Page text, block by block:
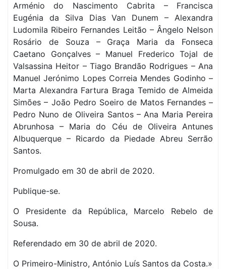
Arménio do Nascimento Cabrita – Francisca
Eugénia da Silva Dias Van Dunem – Alexandra
Ludomila Ribeiro Fernandes Leitão – Ângelo Nelson
Rosário de Souza – Graça Maria da Fonseca
Caetano Gonçalves – Manuel Frederico Tojal de
Valsassina Heitor – Tiago Brandão Rodrigues – Ana
Manuel Jerónimo Lopes Correia Mendes Godinho –
Marta Alexandra Fartura Braga Temido de Almeida
Simões – João Pedro Soeiro de Matos Fernandes –
Pedro Nuno de Oliveira Santos – Ana Maria Pereira
Abrunhosa – Maria do Céu de Oliveira Antunes
Albuquerque – Ricardo da Piedade Abreu Serrão
Santos.
Promulgado em 30 de abril de 2020.
Publique-se.
O Presidente da República, Marcelo Rebelo de
Sousa.
Referendado em 30 de abril de 2020.
O Primeiro-Ministro, António Luís Santos da Costa.»